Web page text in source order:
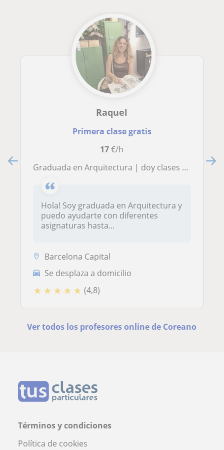
Raquel
Primera clase gratis
17€/h
Graduada en Arquitectura | doy clases de repaso hasta nivel bachillerato
Hola! Soy graduada en Arquitectura y
puedo ayudarte con diferentes
asignaturas hasta...
Barcelona Capital
Se desplaza a domicilio
★ ★ ★ ★ ★ (4,8)
Ver todos los profesores online de Coreano
Términos y condiciones
Política de cookies